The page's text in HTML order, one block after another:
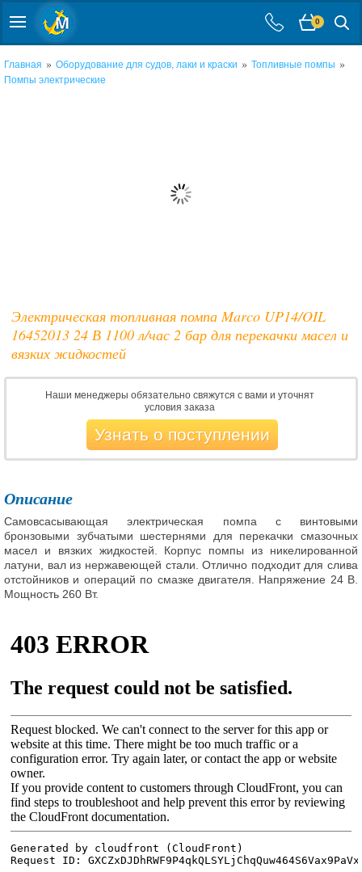
0
Главная » Оборудование для судов, лаки и краски » Топливные помпы »
Помпы электрические
Электрическая топливная помпа Marco UP14/OIL
16452013 24 В 1100 л/час 2 бар для перекачки масел и
вязких жидкостей
Наши менеджеры обязательно свяжутся с вами и уточнят
условия заказа
Узнать о поступлении
Описание
Самовсасывающая электрическая помпа с винтовыми
бронзовыми зубчатыми шестернями для перекачки смазочных
масел и вязких жидкостей. Корпус помпы из никелированной
латуни, вал из нержавеющей стали. Отлично подходит для слива
отстойников и операций по смазке двигателя. Напряжение 24 В.
Мощность 260 Вт.